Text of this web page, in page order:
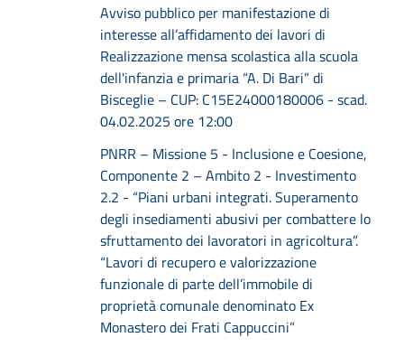
Avviso pubblico per manifestazione di
interesse all’affidamento dei lavori di
Realizzazione mensa scolastica alla scuola
dell'infanzia e primaria “A. Di Bari” di
Bisceglie – CUP: C15E24000180006 - scad.
04.02.2025 ore 12:00
PNRR – Missione 5 - Inclusione e Coesione,
Componente 2 – Ambito 2 - Investimento
2.2 - “Piani urbani integrati. Superamento
degli insediamenti abusivi per combattere lo
sfruttamento dei lavoratori in agricoltura”.
“Lavori di recupero e valorizzazione
funzionale di parte dell’immobile di
proprietà comunale denominato Ex
Monastero dei Frati Cappuccini”